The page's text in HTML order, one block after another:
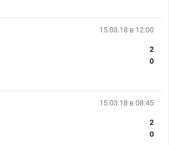
15.03.18 в 12:00
2
0
15.03.18 в 08:45
2
0